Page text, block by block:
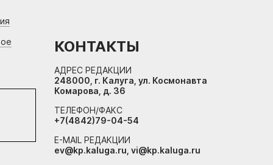
КОНТАКТЫ
АДРЕС РЕДАКЦИИ
248000, г. Калуга, ул. Космонавта
Комарова, д. 36
ТЕЛЕФОН/ФАКС
+7(4842)79-04-54
E-MAIL РЕДАКЦИИ
ev@kp.kaluga.ru, vi@kp.kaluga.ru